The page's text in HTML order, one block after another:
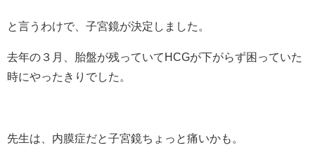
と言うわけで、子宮鏡が決定しました。
去年の３月、胎盤が残っていてHCGが下がらず困っていた
時にやったきりでした。
先生は、内膜症だと子宮鏡ちょっと痛いかも。